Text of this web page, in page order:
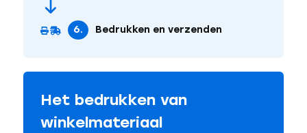
6. Bedrukken en verzenden
Het bedrukken van
winkelmateriaal